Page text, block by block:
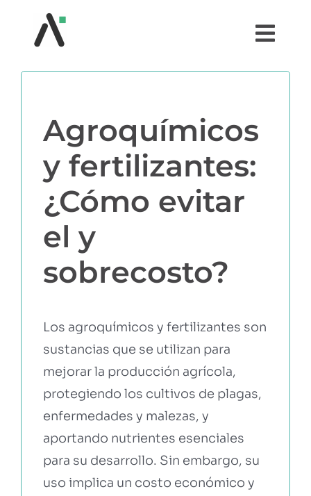
¿QUÉ ES AGRI?
MÓDULOS
TESTIMONIOS
PRECIOS
EBOOKS Y RECURSOS
PRUÉBALO GRATIS
Agroquímicos
y fertilizantes:
¿Cómo evitar
el y
sobrecosto?
Los agroquímicos y fertilizantes son
sustancias que se utilizan para
mejorar la producción agrícola,
protegiendo los cultivos de plagas,
enfermedades y malezas, y
aportando nutrientes esenciales
para su desarrollo. Sin embargo, su
uso implica un costo económico y